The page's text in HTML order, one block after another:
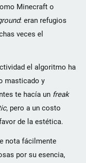
Minecraft o
: eran refugios
veces el
el algoritmo ha
masticado y
te hacía un freak
, pero a un costo
de la estética.
nota fácilmente
por su esencia,